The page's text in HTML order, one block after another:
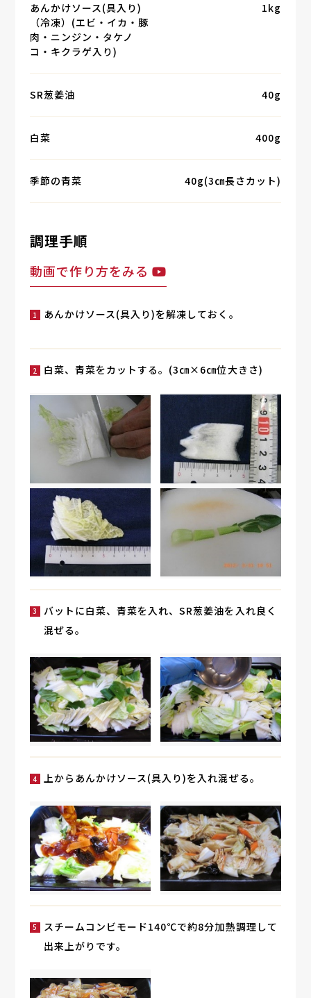
あんかけソース(具入り)
（冷凍）(エビ・イカ・豚
肉・ニンジン・タケノ
コ・キクラゲ入り)
1kg
SR葱姜油 40g
白菜 400g
季節の青菜 40g(3㎝長さカット)
調理手順
動画で作り方をみる
あんかけソース(具入り)を解凍しておく。
白菜、青菜をカットする。(3㎝×6㎝位大きさ)
バットに白菜、青菜を入れ、SR葱姜油を入れ良く
混ぜる。
上からあんかけソース(具入り)を入れ混ぜる。
スチームコンビモード140℃で約8分加熱調理して
出来上がりです。